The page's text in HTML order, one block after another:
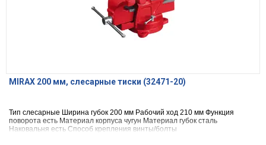
MIRAX 200 мм, слесарные тиски (32471-20)
Тип слесарные Ширина губок 200 мм Рабочий ход 210 мм Функция
поворота есть Материал корпуса чугун Материал губок сталь
Наковальня есть Способ крепления винты/болты